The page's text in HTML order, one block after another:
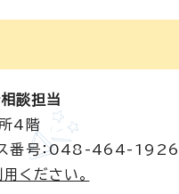
談担当
4階
番号：048-464-1926
ください。